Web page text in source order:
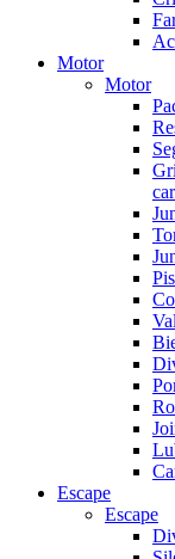
Motor
Motor
Escape
Escape